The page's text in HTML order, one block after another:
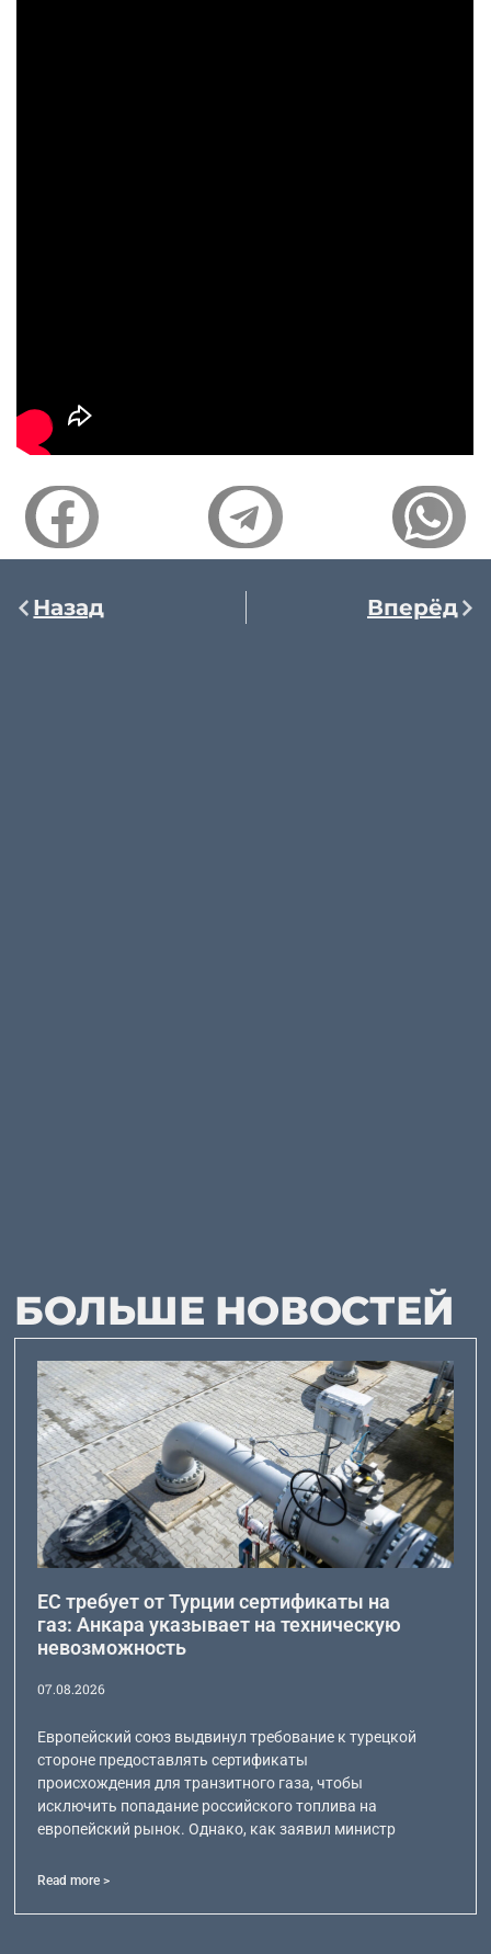
Назад Вперёд
БОЛЬШЕ НОВОСТЕЙ
ЕС требует от Турции сертификаты на
газ: Анкара указывает на техническую
невозможность
07.08.2026
Европейский союз выдвинул требование к турецкой
стороне предоставлять сертификаты
происхождения для транзитного газа, чтобы
исключить попадание российского топлива на
европейский рынок. Однако, как заявил министр
Read more >